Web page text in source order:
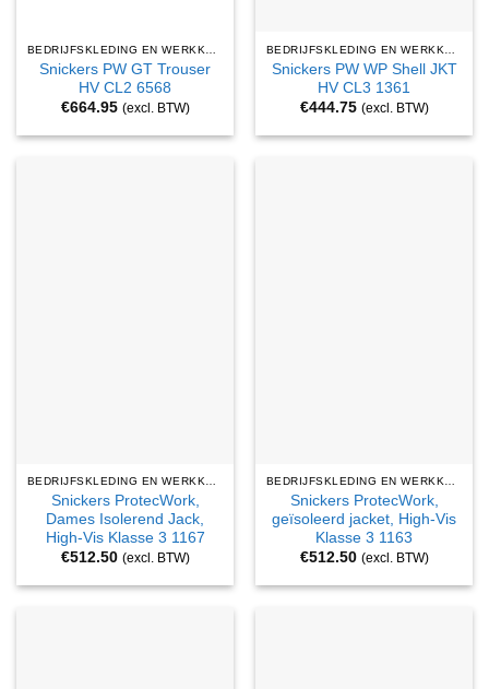
Snickers PW GT Trouser
HV CL2 6568
€664.95 (excl. BTW)
Snickers PW WP Shell JKT
HV CL3 1361
€444.75 (excl. BTW)
Snickers ProtecWork,
Dames Isolerend Jack,
High-Vis Klasse 3 1167
€512.50 (excl. BTW)
Snickers ProtecWork,
geïsoleerd jacket, High-Vis
Klasse 3 1163
€512.50 (excl. BTW)